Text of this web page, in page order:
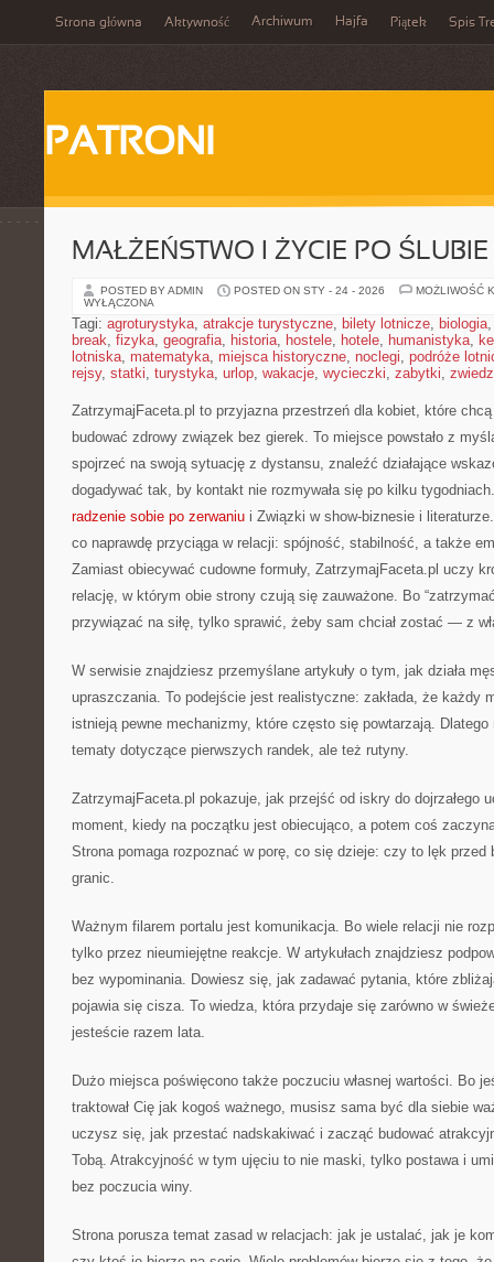
Strona główna Aktywność Archiwum Hajfa Piątek Spis
PATRONI
MAŁŻEŃSTWO I ŻYCIE PO ŚLUBIE
POSTED BY ADMIN POSTED ON STY - 24 - 2026
MOŻLIWOŚĆ
WYŁĄCZONA
Tagi: agroturystyka, atrakcje turystyczne, bilety lotnicze, biologia
break, fizyka, geografia, historia, hostele, hotele, humanistyka,
lotniska, matematyka, miejsca historyczne, noclegi, podróże
rejsy, statki, turystyka, urlop, wakacje, wycieczki, zabytki,
ZatrzymajFaceta.pl to przyjazna przestrzeń dla kobiet, które
budować zdrowy związek bez gierek. To miejsce powstało z
spojrzeć na swoją sytuację z dystansu, znaleźć działające
dogadywać tak, by kontakt nie rozmywała się po kilku
radzenie sobie po zerwaniu i Związki w show-biznesie i
co naprawdę przyciąga w relacji: spójność, stabilność, a także
Zamiast obiecywać cudowne formuły, ZatrzymajFaceta.pl uczy
relację, w którym obie strony czują się zauważone. Bo
przywiązać na siłę, tylko sprawić, żeby sam chciał zostać — z
W serwisie znajdziesz przemyślane artykuły o tym, jak działa
upraszczania. To podejście jest realistyczne: zakłada, że każdy
istnieją pewne mechanizmy, które często się powtarzają.
tematy dotyczące pierwszych randek, ale też rutyny.
ZatrzymajFaceta.pl pokazuje, jak przejść od iskry do dojrzałego
moment, kiedy na początku jest obiecująco, a potem coś
Strona pomaga rozpoznać w porę, co się dzieje: czy to lęk przed
granic.
Ważnym filarem portalu jest komunikacja. Bo wiele relacji nie
tylko przez nieumiejętne reakcje. W artykułach znajdziesz
bez wypominania. Dowiesz się, jak zadawać pytania, które
pojawia się cisza. To wiedza, która przydaje się zarówno w
jesteście razem lata.
Dużo miejsca poświęcono także poczuciu własnej wartości. Bo
traktował Cię jak kogoś ważnego, musisz sama być dla siebie
uczysz się, jak przestać nadskakiwać i zacząć budować
Tobą. Atrakcyjność w tym ujęciu to nie maski, tylko postawa i
bez poczucia winy.
Strona porusza temat zasad w relacjach: jak je ustalać, jak je